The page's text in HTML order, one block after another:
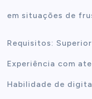
em situações de
Requisitos:
Experiência com
Habilidade de